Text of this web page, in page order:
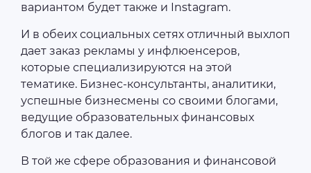
вариантом будет также и Instagram.
И в обеих социальных сетях отличный выхлоп
дает заказ рекламы у инфлюенсеров,
которые специализируются на этой
тематике. Бизнес-консультанты, аналитики,
успешные бизнесмены со своими блогами,
ведущие образовательных финансовых
блогов и так далее.
В той же сфере образования и финансовой